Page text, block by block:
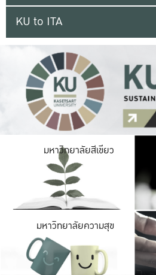
KU to ITA
มหาวิทยาลัยสีเขียว
มหาวิทยาลัยความสุข